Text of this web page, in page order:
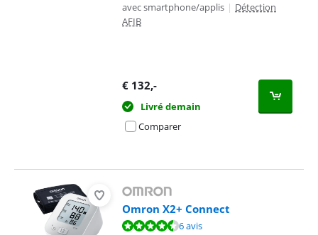
avec smartphone/applis | Détection
AFIB
€ 132,-
Livré demain
Comparer
Omron X2+ Connect
La note est de 9,3 sur 10, basée sur 6 avis.6 avis